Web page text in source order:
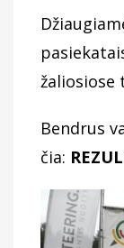
žaliosiose
Bendrus
čia: